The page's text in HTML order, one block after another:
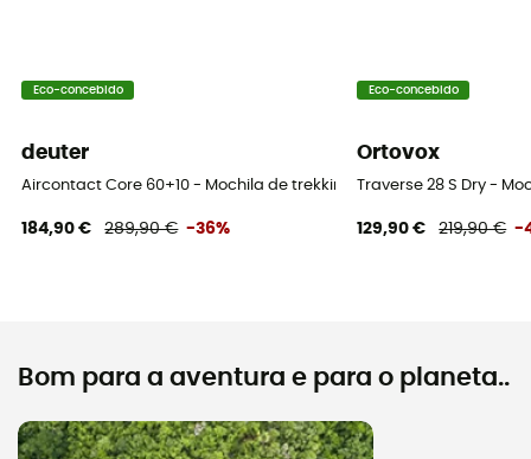
Eco-concebido
deuter
Aircontact Core 60+10 - Mochila de trekking homem
184,90 € 289,90 € -36%
Eco-concebido
Ortovox
Traverse 28 S Dry -
129,90 € 219,90 € -
Bom para a aventura e para o planeta..